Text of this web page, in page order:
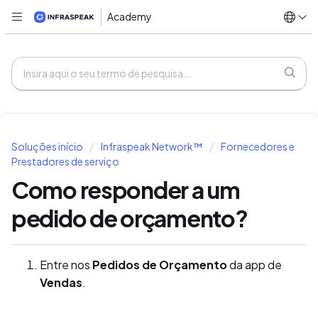
Academy
Soluções início Infraspeak Network™
Fornecedores e
Prestadores de serviço
Como responder a um
pedido de orçamento?
Entre nos Pedidos de Orçamentoda app de
Vendas.